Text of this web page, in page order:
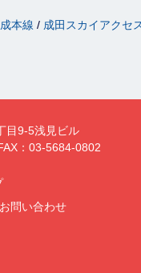
本線 成田スカイアクセ
目9-5浅見ビル
：03-5684-0802
お問い合わせ